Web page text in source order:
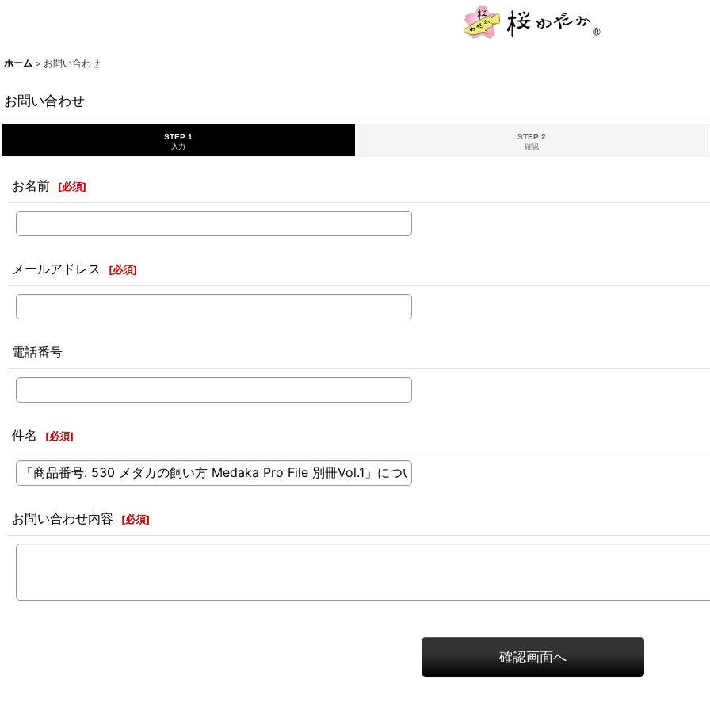
ホーム > お問い合わせ
お問い合わせ
STEP 1
入力
STEP 2
確認
お名前 [必須]
メールアドレス [必須]
電話番号
件名 [必須]
お問い合わせ内容 [必須]
確認画面へ